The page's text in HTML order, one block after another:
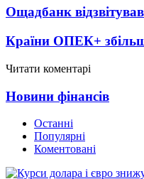
Ощадбанк
Країни ОПЕК+
Читати коментарі
Новини фінансів
Останні
Популярні
Коментовані